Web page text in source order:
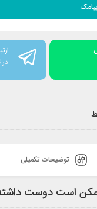
در
توضیحات تکمیلی
است دوست